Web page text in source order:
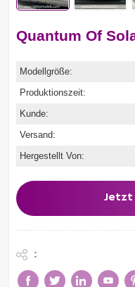
Quantum Of
Modellgröße:
Produktionszeit:
Kunde:
Versand:
Hergestellt Von:
Jetzt
: